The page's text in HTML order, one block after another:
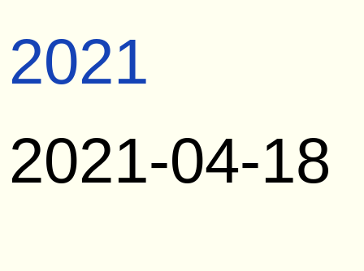
2021
2021-04-18